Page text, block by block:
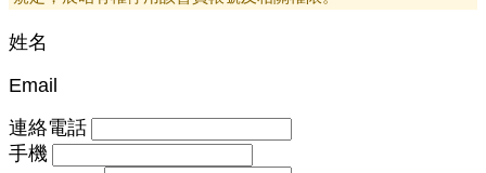
姓名
Email
連絡電話
手機